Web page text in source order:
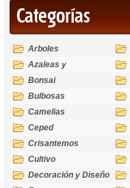
Categorías
Arboles
Azaleas y
Rododendros
Bonsai
Bulbosas
Camelias
Ceped
Crisantemos
Cultivo
Decoración y Diseño